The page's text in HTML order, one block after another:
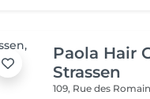
Paola Hair
Strassen
109, Rue des